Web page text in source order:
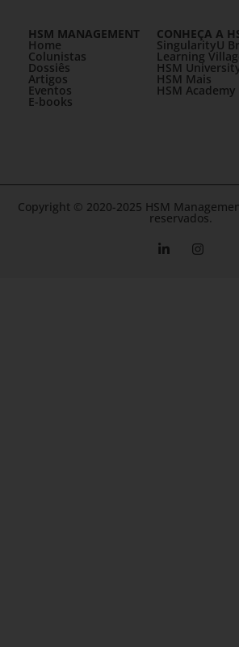
HSM MANAGEMENT
Home
Colunistas
Dossiês
Artigos
Eventos
E-books
CONHEÇA A
SingularityU
Learning
HSM
HSM Mais
HSM Academy
Copyright © 2020-2025 HSM
reservados.